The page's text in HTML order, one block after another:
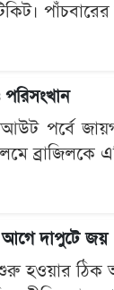
পর্বে
ব্রাজিলকে
আগে দাপুটে জয়
হওয়ার ঠিক